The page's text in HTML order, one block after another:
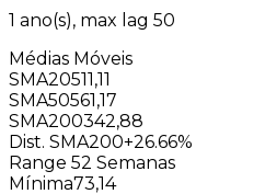
1 ano(s), max lag 50
Médias Móveis
SMA20511,11
SMA50561,17
SMA200342,88
Dist. SMA200+26.66%
Range 52 Semanas
Mínima73,14